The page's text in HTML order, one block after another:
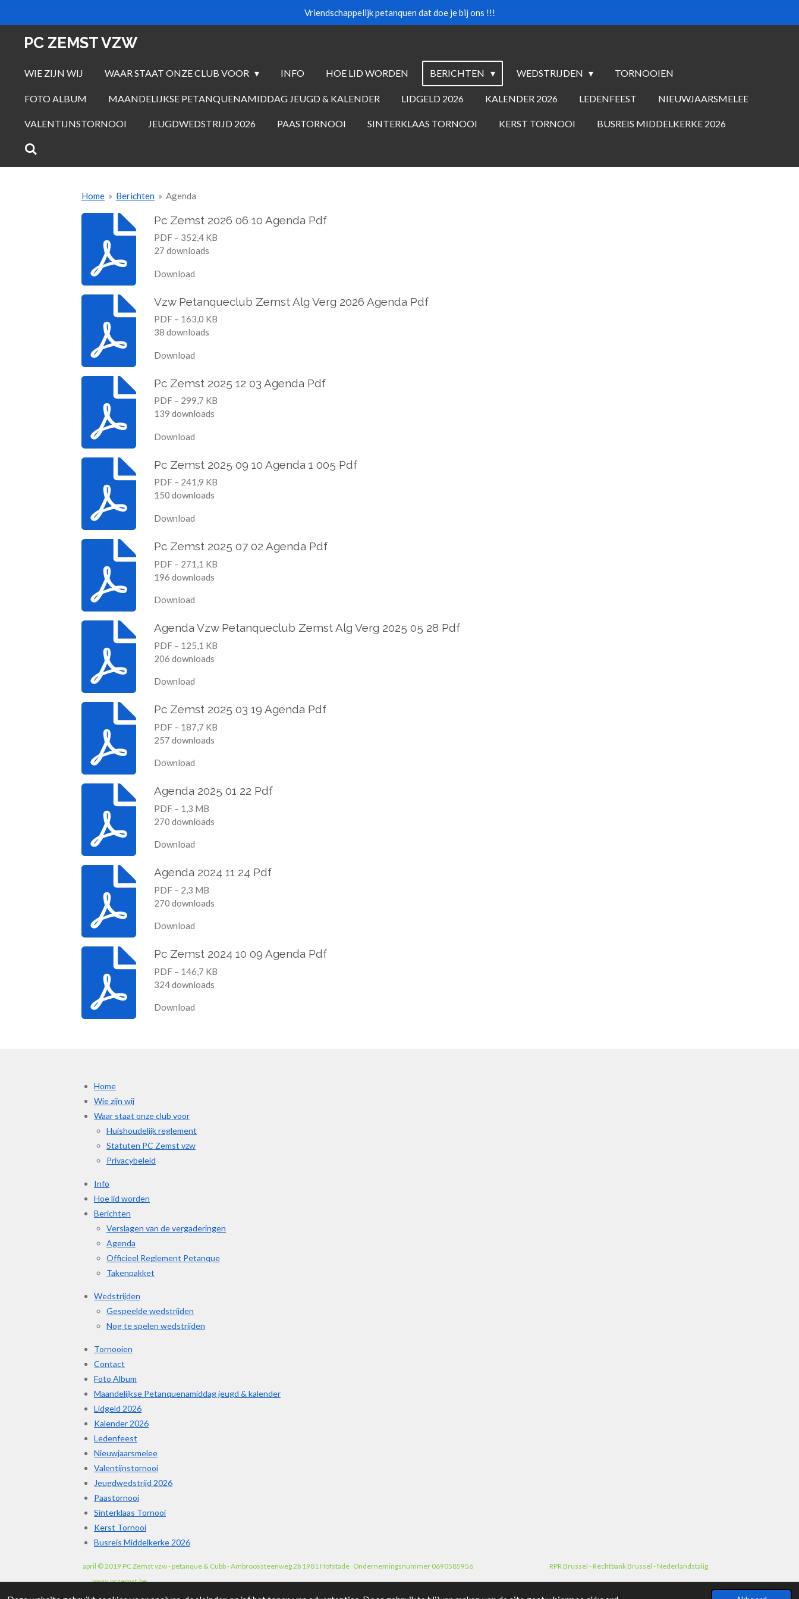
hoofdinhoud
Vriendschappelijk petanquen dat doe je bij ons !!!
PC ZEMST VZW
WIE ZIJN WIJ WAAR STAAT ONZE CLUB VOOR INFO HOE LID WORDEN BERICHTEN WEDSTRIJDEN TORNOOIEN
FOTO ALBUM MAANDELIJKSE PETANQUENAMIDDAG JEUGD & KALENDER LIDGELD 2026 KALENDER 2026 LEDENFEEST NIEUWJAARSMELEE
VALENTIJNSTORNOOI JEUGDWEDSTRIJD 2026 PAASTORNOOI SINTERKLAAS TORNOOI KERST TORNOOI BUSREIS MIDDELKERKE 2026
Home » Berichten » Agenda
Pc Zemst 2026 06 10 Agenda Pdf
PDF – 352,4 KB
27 downloads
Download
Vzw Petanqueclub Zemst Alg Verg 2026 Agenda Pdf
PDF – 163,0 KB
38 downloads
Download
Pc Zemst 2025 12 03 Agenda Pdf
PDF – 299,7 KB
139 downloads
Download
Pc Zemst 2025 09 10 Agenda 1 005 Pdf
PDF – 241,9 KB
150 downloads
Download
Pc Zemst 2025 07 02 Agenda Pdf
PDF – 271,1 KB
196 downloads
Download
Agenda Vzw Petanqueclub Zemst Alg Verg 2025 05 28 Pdf
PDF – 125,1 KB
206 downloads
Download
Pc Zemst 2025 03 19 Agenda Pdf
PDF – 187,7 KB
257 downloads
Download
Agenda 2025 01 22 Pdf
PDF – 1,3 MB
270 downloads
Download
Agenda 2024 11 24 Pdf
PDF – 2,3 MB
270 downloads
Download
Pc Zemst 2024 10 09 Agenda Pdf
PDF – 146,7 KB
324 downloads
Download
Home
Wie zijn wij
Waar staat onze club voor
Huishoudelijk reglement
Statuten PC Zemst vzw
Privacybeleid
Info
Hoe lid worden
Berichten
Verslagen van de vergaderingen
Agenda
Officieel Reglement Petanque
Takenpakket
Wedstrijden
Gespeelde wedstrijden
Nog te spelen wedstrijden
Tornooien
Contact
Foto Album
Maandelijkse Petanquenamiddag jeugd & kalender
Lidgeld 2026
Kalender 2026
Ledenfeest
Nieuwjaarsmelee
Valentijnstornooi
Jeugdwedstrijd 2026
Paastornooi
Sinterklaas Tornooi
Kerst Tornooi
Busreis Middelkerke 2026
april © 2019 PC Zemst vzw - petanque & Cubb - Ambroossteenweg 2b 1981 Hofstade Ondernemingsnummer 0690585956 RPR Brussel - Rechtbank Brussel - Nederlandstalig
www.pczemst.be